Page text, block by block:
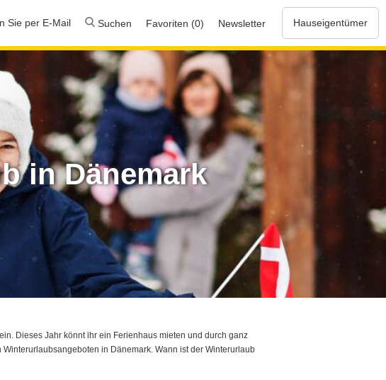
Sie per E-Mail Suchen Favoriten (0) Newsletter Hauseigentümer
in Dänemark
Dieses Jahr könnt ihr ein Ferienhaus mieten und durch ganz
in Dänemark. Wann ist der Winterurlaub